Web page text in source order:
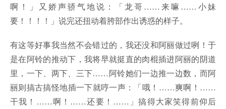
啊！」又娇声骄气地说：「龙哥……来嘛……小妹
要！！！！」说完还扭动着胯部作出诱惑的样子。
有这等好事我当然不会错过的，我还没和阿丽做过咧！于
是在阿铃的推动下，我将早就挺直的肉棍插进阿丽的阴道
里，一下、两下、三下……阿铃她们一边推一边数，而阿
丽则搞古搞怪地插一下就哼一声：「哦！……爽啊！……
干我！……啊！……还要！……」搞得大家笑得前仰后